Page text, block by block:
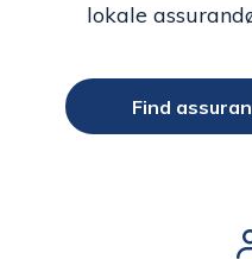
lokale
Find